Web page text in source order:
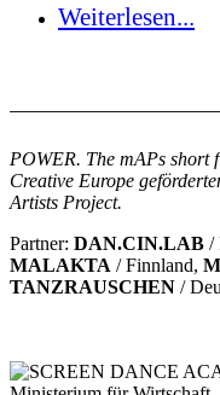
Weiterlesen...
POWER. The mAPs short
Creative Europe
Artists Project.
Partner: DAN.CIN.LAB /
MALAKTA / Finnland,
TANZRAUSCHEN /